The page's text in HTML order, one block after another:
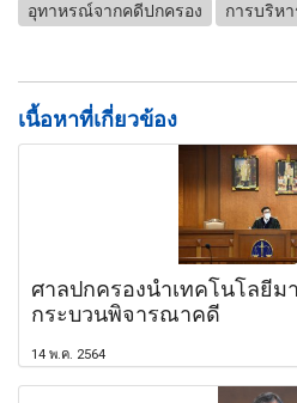
อุทาหรณ์จากคดีปกครอง การบริห
เนื้อหาที่เกี่ยวข้อง
ศาลปกครองนำเทคโนโลยี
กระบวนพิจารณาคดี
14 พ.ค. 2564